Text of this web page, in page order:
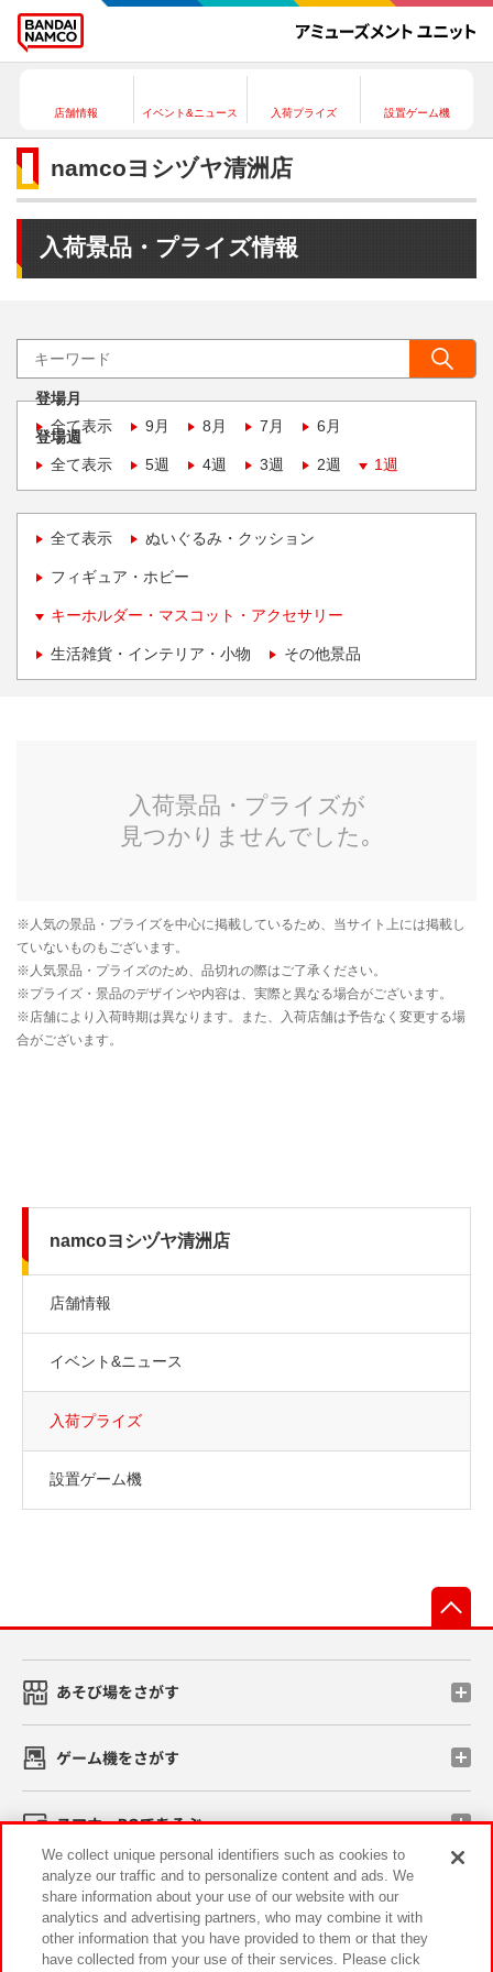
店舗情報 イベント&ニュース 入荷プライズ 設置ゲーム機
namcoヨシヅヤ清洲店
入荷景品・プライズ情報
登場月
全て表示
9月 8月 7月 6月
登場週
全て表示
5週 4週 3週 2週 1週
全て表示 ぬいぐるみ・クッション
フィギュア・ホビー
キーホルダー・マスコット・アクセサリー
生活雑貨・インテリア・小物 その他景品
namcoヨシヅヤ清洲店
店舗情報
イベント&ニュース
入荷プライズ
設置ゲーム機
あそび場をさがす
ゲーム機をさがす
スマホ・PCであそぶ
イベント・キャンペーン
We collect unique personal identifiers such as cookies to
analyze our traffic and to personalize content and ads. We
share information about your use of our website with our
analytics and advertising partners, who may combine it with
other information that you have provided to them or that they
have collected from your use of their services. Please click